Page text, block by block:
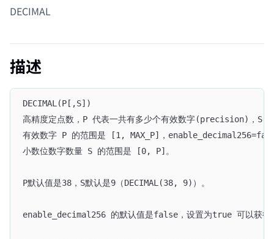
DECIMAL
描述
DECIMAL(P[,S])
高精度定点数，P 代表一共有多少个有效数字(precision)，S
有效数字 P 的范围是 [1, MAX_P]，
小数位数字数量 S 的范围是 [0, P]。
P默认值是38，S默认是9（DECIMAL(38, 9)）。
enable_decimal256 的默认值是false，设置为true 可以获得